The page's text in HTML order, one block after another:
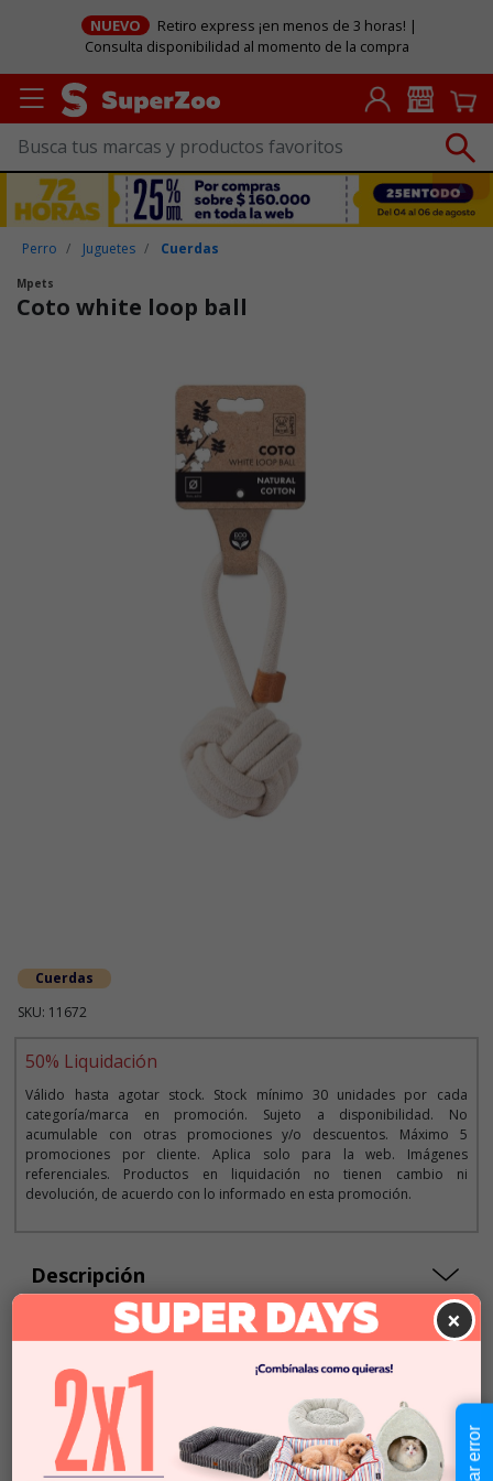
NUEVO
Retiro express ¡en menos de 3 horas! |
Consulta disponibilidad al momento de la compra
Perro Juguetes Cuerdas
Mpets
Coto white loop ball
Cuerdas
SKU: 11672
50% Liquidación
Válido hasta agotar stock. Stock mínimo 30 unidades por cada
categoría/marca en promoción. Sujeto a disponibilidad. No
acumulable con otras promociones y/o descuentos. Máximo 5
promociones por cliente. Aplica solo para la web. Imágenes
referenciales. Productos en liquidación no tienen cambio ni
devolución, de acuerdo con lo informado en esta promoción.
Descripción
Seleccionar Formato
Talla M
×